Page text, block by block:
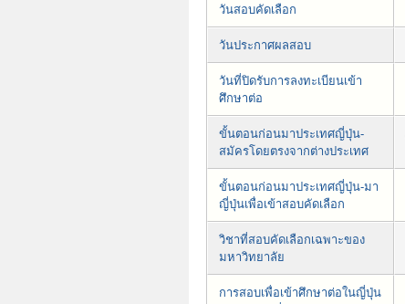
วันสอบคัดเลือก
วันประกาศผลสอบ
วันที่ปิดรับการลงทะเบียนเข้า
ศึกษาต่อ
ขั้นตอนก่อนมาประเทศญี่ปุ่น-
สมัครโดยตรงจากต่างประเทศ
ขั้นตอนก่อนมาประเทศญี่ปุ่น-มา
ญี่ปุ่นเพื่อเข้าสอบคัดเลือก
วิชาที่สอบคัดเลือกเฉพาะของ
มหาวิทยาลัย
การสอบเพื่อเข้าศึกษาต่อในญี่ปุ่น